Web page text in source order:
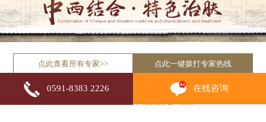
点此查看所有专家>> 点此一键拨打专家热线
自助挂号平台
积极响应国家“网上预约挂号”政策
0591-8383 2226 在线咨询